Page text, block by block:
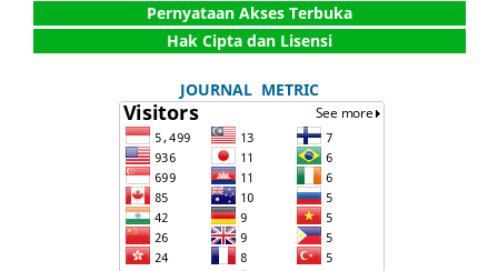
Pernyataan Akses Terbuka
Hak Cipta dan Lisensi
JOURNAL METRIC